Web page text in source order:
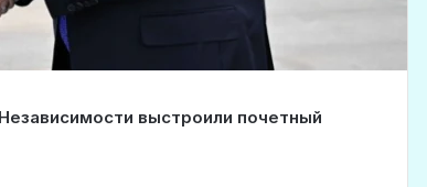
выстроили почетный